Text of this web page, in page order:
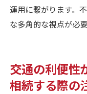
運用に繋がります。
な多角的な視点が必要
交通の利便性
相続する際の